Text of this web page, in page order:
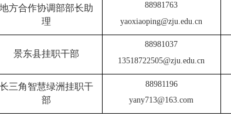
地方合作协调部部长助
理
88981763
yaoxiaoping@zju.edu.cn
景东县挂职干部
88981037
13518722505@zju.edu.cn
长三角智慧绿洲挂职干
部
88981196
yany713@163.com